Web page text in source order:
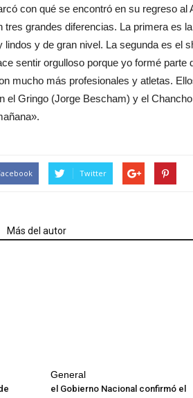
con qué se encontró en su regreso al
tres grandes diferencias. La primera es
y de gran nivel. La segunda es el
sentir orgulloso porque yo formé parte
mucho más profesionales y atletas.
el Gringo (Jorge Bescham) y el
Twitter
Más del autor
General
el Gobierno Nacional confirmó el